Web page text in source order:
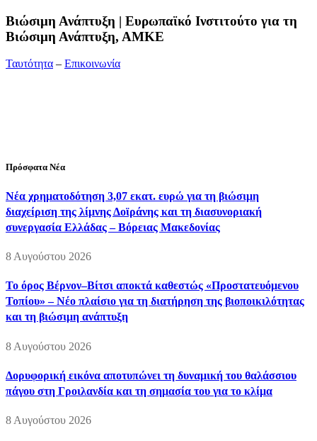
Bιώσιμη Ανάπτυξη | Ευρωπαϊκό Ινστιτούτο για τη
Βιώσιμη Ανάπτυξη, ΑΜΚΕ
Ταυτότητα – Επικοινωνία
Πρόσφατα Νέα
Νέα χρηματοδότηση 3,07 εκατ. ευρώ για τη βιώσιμη
διαχείριση της λίμνης Δοϊράνης και τη διασυνοριακή
συνεργασία Ελλάδας – Βόρειας Μακεδονίας
8 Αυγούστου 2026
Το όρος Βέρνον–Βίτσι αποκτά καθεστώς «Προστατευόμενου
Τοπίου» – Νέο πλαίσιο για τη διατήρηση της βιοποικιλότητας
και τη βιώσιμη ανάπτυξη
8 Αυγούστου 2026
Δορυφορική εικόνα αποτυπώνει τη δυναμική του θαλάσσιου
πάγου στη Γροιλανδία και τη σημασία του για το κλίμα
8 Αυγούστου 2026